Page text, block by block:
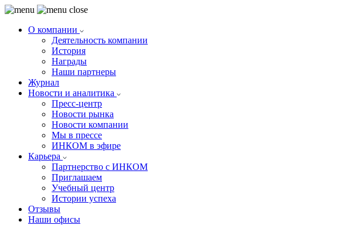
О компании
Деятельность компании
История
Награды
Наши партнеры
Журнал
Новости и аналитика
Пресс-центр
Новости рынка
Новости компании
Мы в прессе
ИНКОМ в эфире
Карьера
Партнерство с ИНКОМ
Приглашаем
Учебный центр
Истории успеха
Отзывы
Наши офисы